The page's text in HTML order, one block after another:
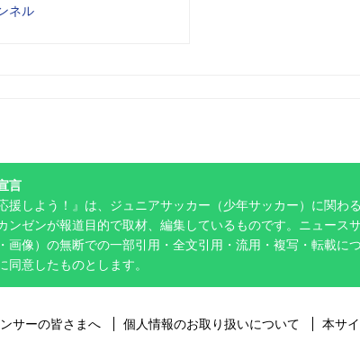
言
援しよう！』は、ジュニアサッカー（少年サッカー）に関
ンゼンが報道目的で取材、編集しているものです。ニュー
画像）の無断での一部引用・全文引用・流用・複写・転載
同意したものとします。
サーの皆さまへ 個人情報のお取り扱いについて 本サ